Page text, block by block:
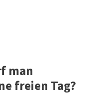
man
freien Tag?